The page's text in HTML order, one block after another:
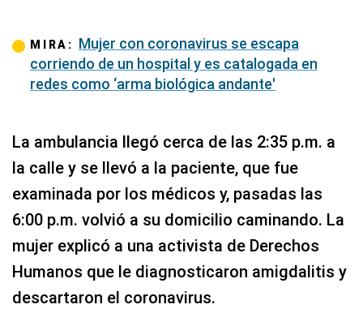
MIRA: Mujer con coronavirus se escapa
corriendo de un hospital y es catalogada en
redes como ‘arma biológica andante'
La ambulancia llegó cerca de las 2:35 p.m. a
la calle y se llevó a la paciente, que fue
examinada por los médicos y, pasadas las
6:00 p.m. volvió a su domicilio caminando. La
mujer explicó a una activista de Derechos
Humanos que le diagnosticaron amigdalitis y
descartaron el coronavirus.